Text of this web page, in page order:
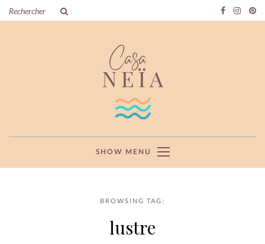
SHOW MENU
BROWSING TAG:
lustre